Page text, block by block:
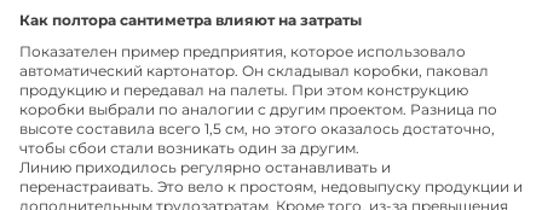
Как полтора сантиметра влияют на затраты
Показателен пример предприятия, которое использовало
автоматический картонатор. Он складывал коробки, паковал
продукцию и передавал на палеты. При этом конструкцию
коробки выбрали по аналогии с другим проектом. Разница по
высоте составила всего 1,5 см, но этого оказалось достаточно,
чтобы сбои стали возникать один за другим.
Линию приходилось регулярно останавливать и
перенастраивать. Это вело к простоям, недовыпуску продукции и
дополнительным трудозатратам. Кроме того, из-за превышения